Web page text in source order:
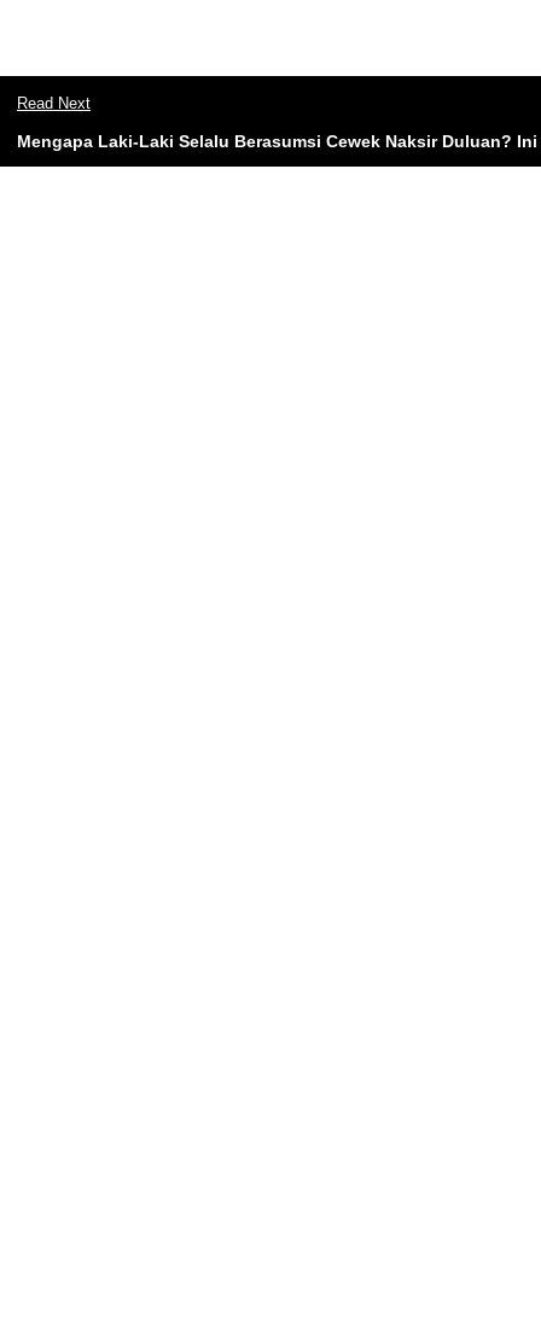
Read Next
Mengapa Laki-Laki Selalu Berasumsi Cewek Naksir Duluan?